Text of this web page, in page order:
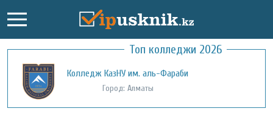
Топ колледжи 2026
Колледж КазНУ им. аль-Фараби
Город: Алматы